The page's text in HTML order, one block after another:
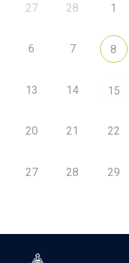
27 28 1
6 7 8
13 14 15
20 21 22
27 28 29